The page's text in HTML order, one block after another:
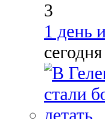
3
1 день